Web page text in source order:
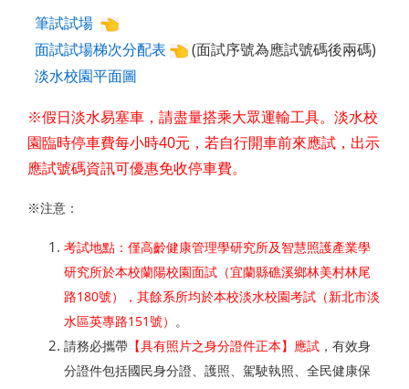
筆試試場
面試試場梯次分配表
(面試序號為應試號碼後兩碼)
淡水校園平面圖
※假日淡水易塞車，請盡量搭乘大眾運輸工具。淡水校
園臨時停車費每小時40元，若自行開車前來應試，出示
應試號碼資訊可優惠免收停車費。
※注意：
考試地點：僅高齡健康管理學研究所及智慧照護產業學
研究所於本校蘭陽校園面試（宜蘭縣礁溪鄉林美村林尾
路180號），其餘系所均於本校淡水校園考試（新北市淡
水區英專路151號） 。
請務必攜帶 【具有照片之身分證件正本】應試 ，有效身
分證件包括國民身分證、護照、駕駛執照、全民健康保